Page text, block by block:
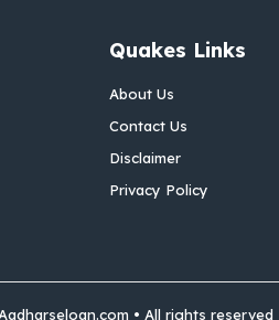
Quakes Links
About Us
Contact Us
Disclaimer
Privacy Policy
• All rights reserved